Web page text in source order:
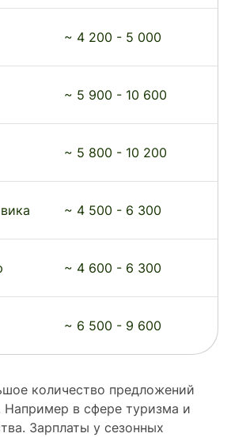
~ 4 200 - 5 000
~ 5 900 - 10 600
~ 5 800 - 10 200
~ 4 500 - 6 300
~ 4 600 - 6 300
~ 6 500 - 9 600
количество предложений
Например в сфере туризма и
Зарплаты у сезонных